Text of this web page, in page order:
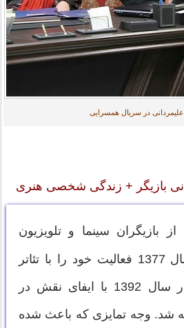
در سریال همسرایی
بازیگر + زندگی شخصی هنری
بازیگران سینما و تلویزیون
ایران است که از سال 1377 فعالیت خود را با تئاتر
آغاز کرده است و در سال 1392 با ایفای نقش در
شد. وجه تمایزی که باعث شده